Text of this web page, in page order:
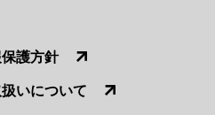
護方針
いについて